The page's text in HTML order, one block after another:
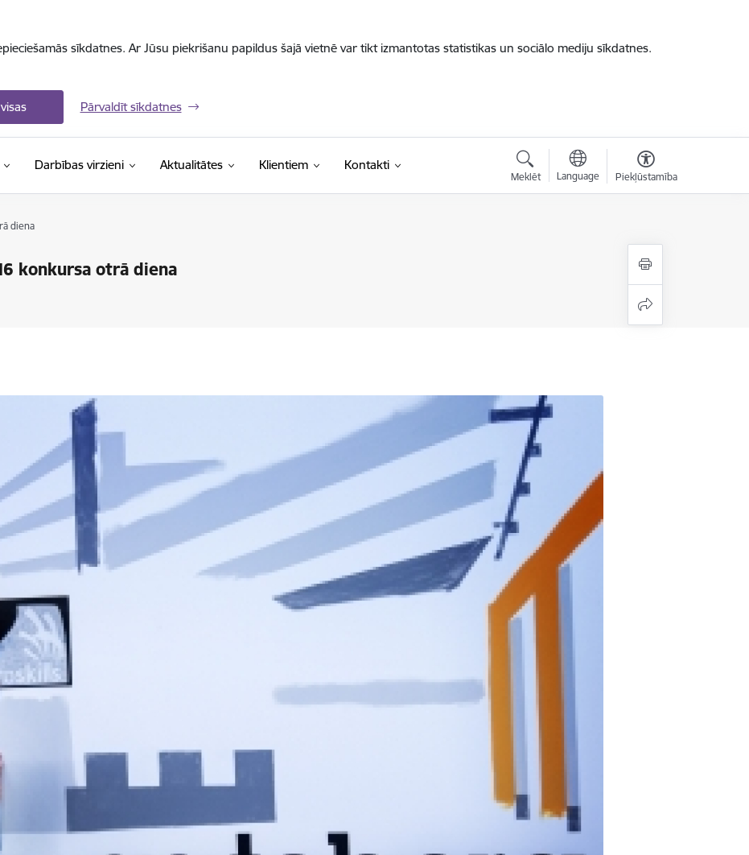
sīkdatnes. Ar Jūsu piekrišanu papildus šajā vietnē var tikt izmantotas statistikas un sociālo mediju sīkdatnes.
Pārvaldīt sīkdatnes
Darbības virzieni Aktualitātes Klientiem Kontakti
Meklēt Language Piekļūstamība
diena
konkursa otrā diena